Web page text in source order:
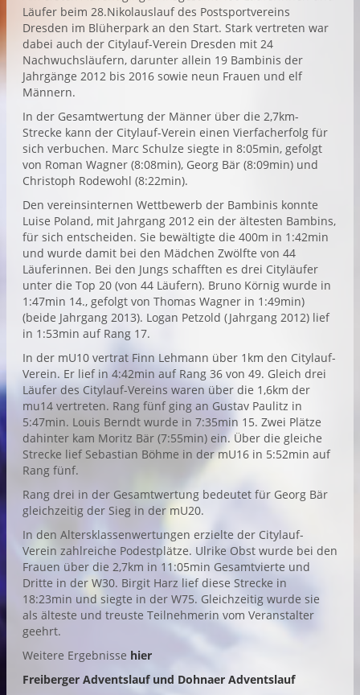
Läufer beim 28.Nikolauslauf des Postsportvereins
Dresden im Blüherpark an den Start. Stark vertreten war
dabei auch der Citylauf-Verein Dresden mit 24
Nachwuchsläufern, darunter allein 19 Bambinis der
Jahrgänge 2012 bis 2016 sowie neun Frauen und elf
Männern.
In der Gesamtwertung der Männer über die 2,7km-
Strecke kann der Citylauf-Verein einen Vierfacherfolg für
sich verbuchen. Marc Schulze siegte in 8:05min, gefolgt
von Roman Wagner (8:08min), Georg Bär (8:09min) und
Christoph Rodewohl (8:22min).
Den vereinsinternen Wettbewerb der Bambinis konnte
Luise Poland, mit Jahrgang 2012 ein der ältesten Bambins,
für sich entscheiden. Sie bewältigte die 400m in 1:42min
und wurde damit bei den Mädchen Zwölfte von 44
Läuferinnen. Bei den Jungs schafften es drei Cityläufer
unter die Top 20 (von 44 Läufern). Bruno Körnig wurde in
1:47min 14., gefolgt von Thomas Wagner in 1:49min)
(beide Jahrgang 2013). Logan Petzold (Jahrgang 2012) lief
in 1:53min auf Rang 17.
In der mU10 vertrat Finn Lehmann über 1km den Citylauf-
Verein. Er lief in 4:42min auf Rang 36 von 49. Gleich drei
Läufer des Citylauf-Vereins waren über die 1,6km der
mu14 vertreten. Rang fünf ging an Gustav Paulitz in
5:47min. Louis Berndt wurde in 7:35min 15. Zwei Plätze
dahinter kam Moritz Bär (7:55min) ein. Über die gleiche
Strecke lief Sebastian Böhme in der mU16 in 5:52min auf
Rang fünf.
Rang drei in der Gesamtwertung bedeutet für Georg Bär
gleichzeitig der Sieg in der mU20.
In den Altersklassenwertungen erzielte der Citylauf-
Verein zahlreiche Podestplätze. Ulrike Obst wurde bei den
Frauen über die 2,7km in 11:05min Gesamtvierte und
Dritte in der W30. Birgit Harz lief diese Strecke in
18:23min und siegte in der W75. Gleichzeitig wurde sie
als älteste und treuste Teilnehmerin vom Veranstalter
geehrt.
Weitere Ergebnisse hier
Freiberger Adventslauf und Dohnaer Adventslauf